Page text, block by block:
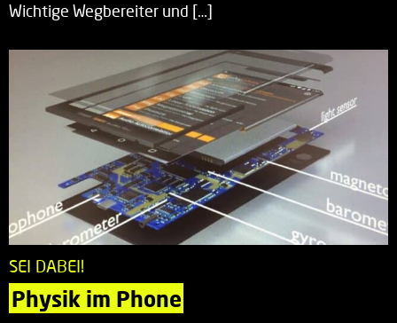
Wichtige Wegbereiter und […]
SEI DABEI!
Physik im Phone